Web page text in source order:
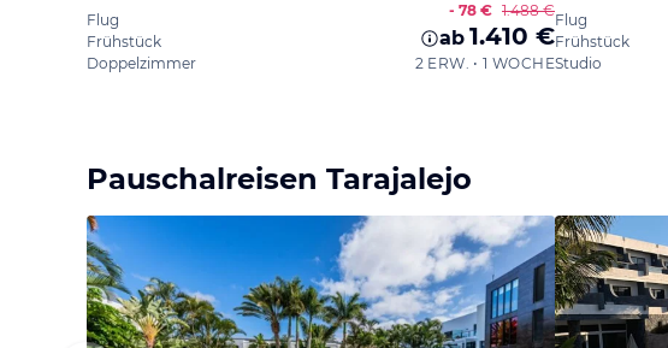
Flug
Frühstück
Doppelzimmer
- 78 € 1.488 €
ab 1.410 €
2 ERW. • 1 WOCHE
Flug
Frühstück
Studio
Pauschalreisen Tarajalejo